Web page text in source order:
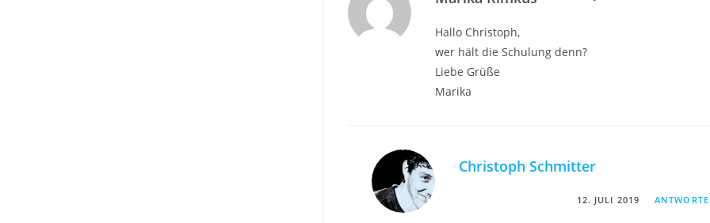
Hallo Christoph,
wer hält die Schulung denn?
Liebe Grüße
Marika
Christoph Schmitter
12. JULI 2019